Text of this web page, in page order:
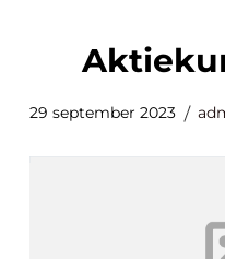
29 september 2023